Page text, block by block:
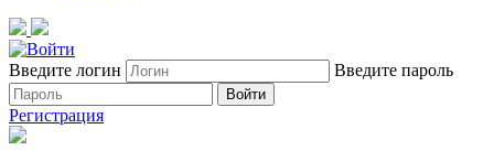
Введите логин Введите пароль
Войти
Регистрация